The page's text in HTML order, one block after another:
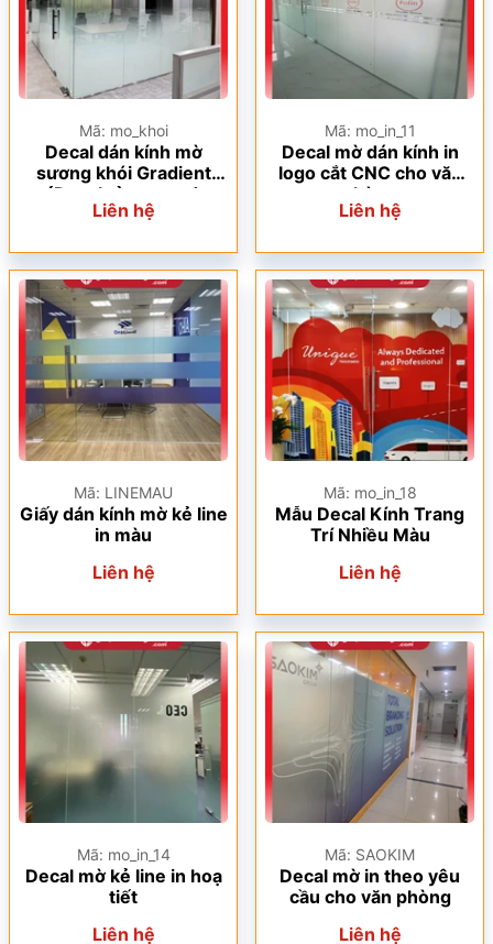
Mã: mo_khoi
Decal dán kính mờ
sương khói Gradient
(Decal tản sương)
Liên hệ
Mã: mo_in_11
Decal mờ dán kính in
logo cắt CNC cho văn
phòng
Liên hệ
Mã: LINEMAU
Giấy dán kính mờ kẻ line
in màu
Liên hệ
Mã: mo_in_18
Mẫu Decal Kính Trang
Trí Nhiều Màu
Liên hệ
Mã: mo_in_14
Decal mờ kẻ line in hoạ
tiết
Liên hệ
Mã: SAOKIM
Decal mờ in theo yêu
cầu cho văn phòng
Liên hệ